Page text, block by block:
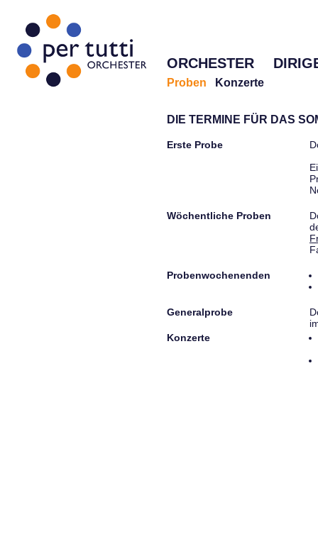
ORCHESTER
Proben Konzerte
DIE TERMINE FÜR DAS
Erste Probe
Wöchentliche Proben
Probenwochenenden
Generalprobe
Konzerte